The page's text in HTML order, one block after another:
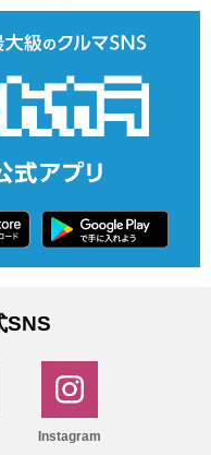
SNS
Instagram